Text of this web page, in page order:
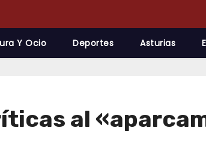
Y Ocio Deportes Asturias
al